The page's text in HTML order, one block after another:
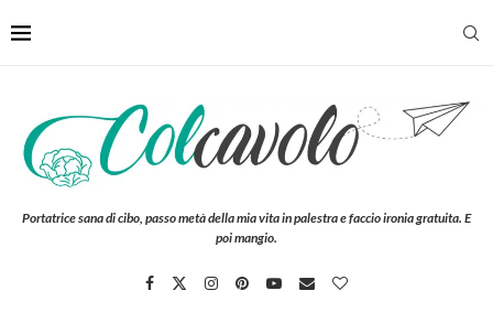
Portatrice sana di cibo, passo metà della mia vita in palestra e faccio ironia gratuita. E
poi mangio.